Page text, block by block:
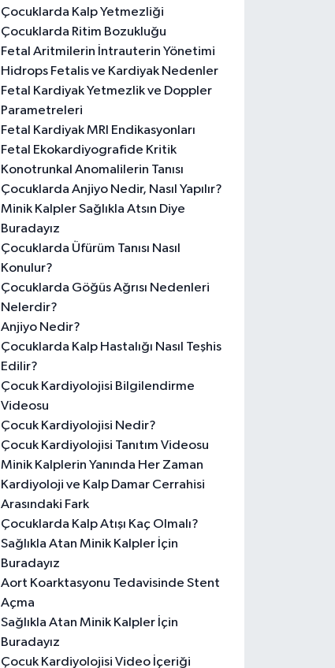
Çocuklarda Kalp Yetmezliği
Çocuklarda Ritim Bozukluğu
Fetal Aritmilerin İntrauterin Yönetimi
Hidrops Fetalis ve Kardiyak Nedenler
Fetal Kardiyak Yetmezlik ve Doppler
Parametreleri
Fetal Kardiyak MRI Endikasyonları
Fetal Ekokardiyografide Kritik
Konotrunkal Anomalilerin Tanısı
Çocuklarda Anjiyo Nedir, Nasıl Yapılır?
Minik Kalpler Sağlıkla Atsın Diye
Buradayız
Çocuklarda Üfürüm Tanısı Nasıl
Konulur?
Çocuklarda Göğüs Ağrısı Nedenleri
Nelerdir?
Anjiyo Nedir?
Çocuklarda Kalp Hastalığı Nasıl Teşhis
Edilir?
Çocuk Kardiyolojisi Bilgilendirme
Videosu
Çocuk Kardiyolojisi Nedir?
Çocuk Kardiyolojisi Tanıtım Videosu
Minik Kalplerin Yanında Her Zaman
Kardiyoloji ve Kalp Damar Cerrahisi
Arasındaki Fark
Çocuklarda Kalp Atışı Kaç Olmalı?
Sağlıkla Atan Minik Kalpler İçin
Buradayız
Aort Koarktasyonu Tedavisinde Stent
Açma
Sağlıkla Atan Minik Kalpler İçin
Buradayız
Çocuk Kardiyolojisi Video İçeriği